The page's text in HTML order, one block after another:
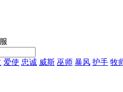
爱使 忠诚 威斯 巫师 暴风 护手 牧